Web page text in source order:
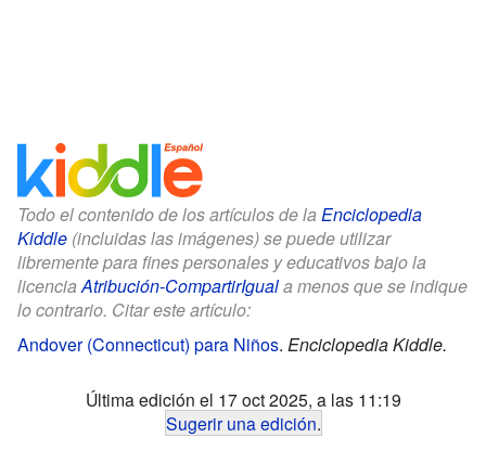
Todo el contenido de los artículos de la Enciclopedia
Kiddle (incluidas las imágenes) se puede utilizar
libremente para fines personales y educativos bajo la
licenciaAtribución-CompartirIguala menos que se indique
lo contrario. Citar este artículo:
Andover (Connecticut) para Niños. Enciclopedia Kiddle.
Última edición el 17 oct 2025, a las 11:19
Sugerir una edición.